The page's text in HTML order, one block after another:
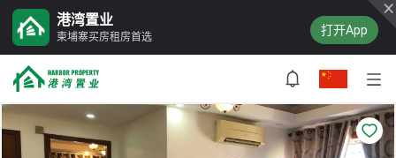
港湾置业
柬埔寨买房租房首选 打开App